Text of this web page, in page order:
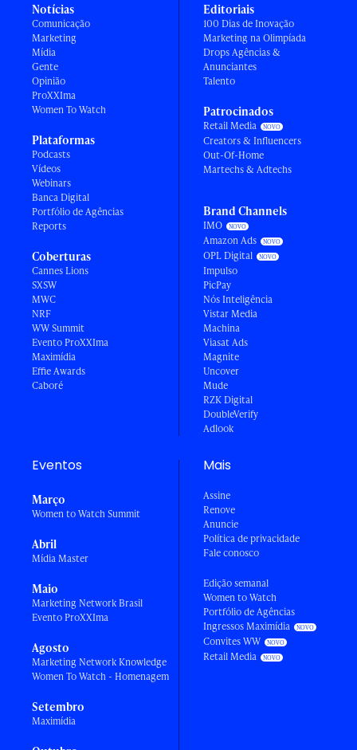
Notícias
Comunicação
Marketing
Mídia
Gente
Opinião
ProXXIma
Women To Watch
Plataformas
Podcasts
Vídeos
Webinars
Banca Digital
Portfólio de Agências
Reports
Coberturas
Cannes Lions
SXSW
MWC
NRF
WW Summit
Evento ProXXIma
Maximídia
Effie Awards
Caboré
Editoriais
100 Dias de Inovação
Marketing na Olimpíada
Drops Agências &
Anunciantes
Talento
Patrocinados
Retail Media
Creators & Influencers
Out-Of-Home
Martechs & Adtechs
Brand Channels
IMO
Amazon Ads
OPL Digital
Impulso
PicPay
Nós Inteligência
Vistar Media
Machina
Viasat Ads
Magnite
Uncover
Mude
RZK Digital
DoubleVerify
Adlook
Eventos
Março
Women to Watch Summit
Abril
Mídia Master
Maio
Marketing Network Brasil
Evento ProXXIma
Agosto
Marketing Network Knowledge
Women To Watch - Homenagem
Setembro
Maximídia
Mais
Assine
Renove
Anuncie
Política de privacidade
Fale conosco
Edição semanal
Women to Watch
Portfólio de Agências
Ingressos Maximídia
Convites WW
Retail Media